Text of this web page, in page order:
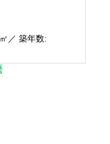
㎡ ／ 築年数: